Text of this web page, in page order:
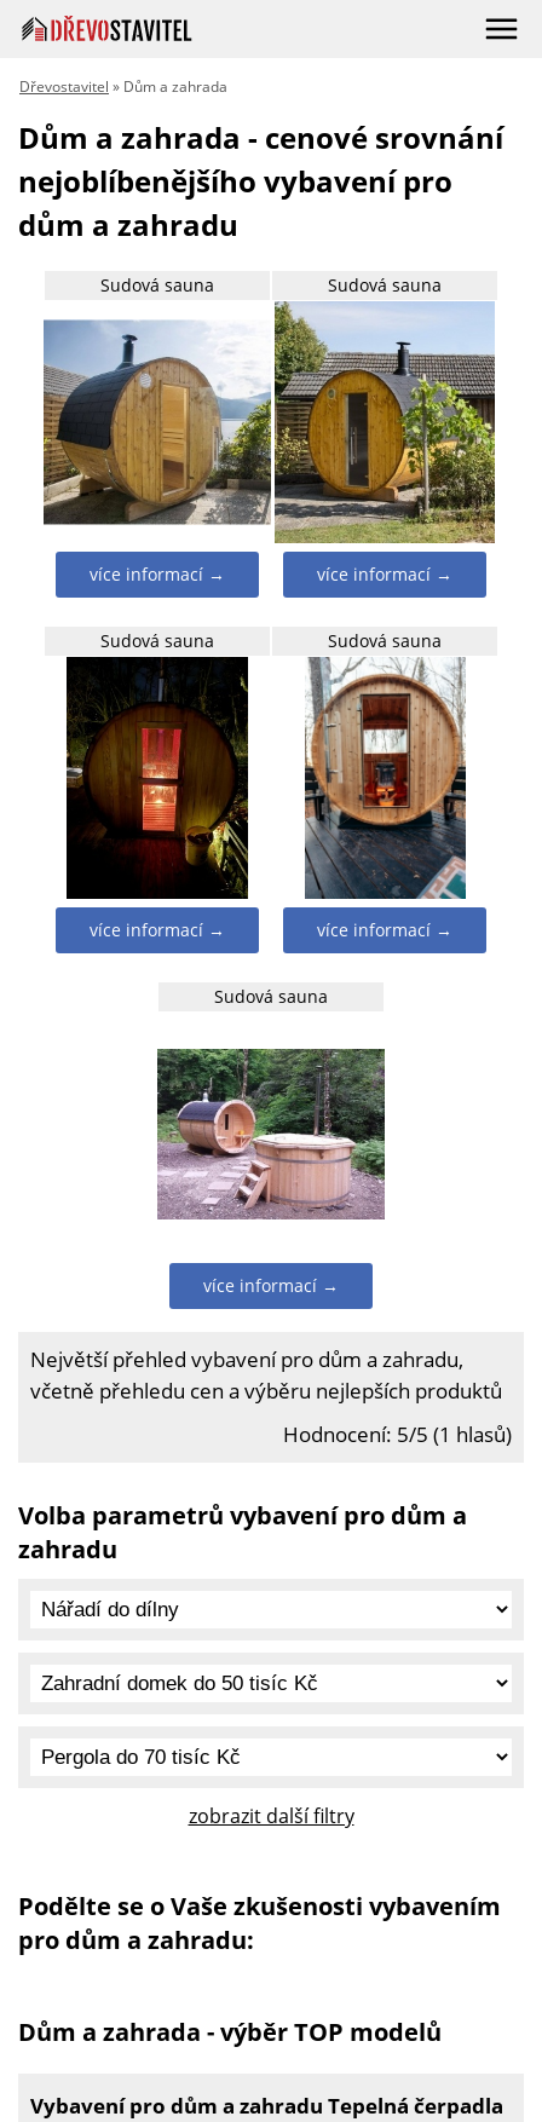
Dřevostavitel » Dům a zahrada
Dům a zahrada - cenové srovnání
nejoblíbenějšího vybavení pro
dům a zahradu
Sudová sauna
více informací →
Sudová sauna
více informací →
Sudová sauna
více informací →
Sudová sauna
více informací →
Sudová sauna
více informací →
Největší přehled vybavení pro dům a zahradu,
včetně přehledu cen a výběru nejlepších produktů
Hodnocení: 5/5 (1 hlasů)
Volba parametrů vybavení pro dům a
zahradu
zobrazit další filtry
Podělte se o Vaše zkušenosti vybavením
pro dům a zahradu:
Dům a zahrada - výběr TOP modelů
Vybavení pro dům a zahradu Tepelná čerpadla